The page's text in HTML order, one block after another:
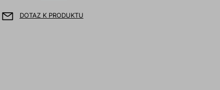
DOTAZ K PRODUKTU